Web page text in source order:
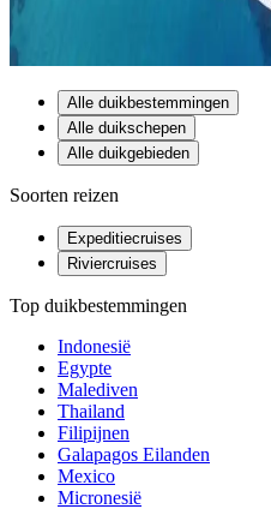
Alle duikbestemmingen
Alle duikschepen
Alle duikgebieden
Soorten reizen
Expeditiecruises
Riviercruises
Top duikbestemmingen
Indonesië
Egypte
Malediven
Thailand
Filipijnen
Galapagos Eilanden
Mexico
Micronesië